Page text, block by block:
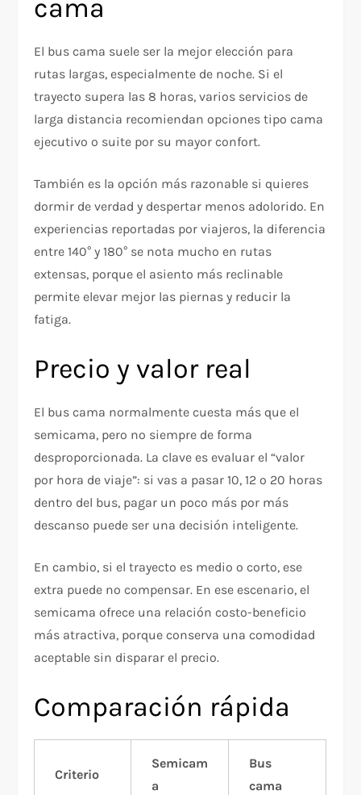
cama
El bus cama suele ser la mejor elección para
rutas largas, especialmente de noche. Si el
trayecto supera las 8 horas, varios servicios de
larga distancia recomiendan opciones tipo cama
ejecutivo o suite por su mayor confort.
También es la opción más razonable si quieres
dormir de verdad y despertar menos adolorido. En
experiencias reportadas por viajeros, la diferencia
entre 140° y 180° se nota mucho en rutas
extensas, porque el asiento más reclinable
permite elevar mejor las piernas y reducir la
fatiga.
Precio y valor real
El bus cama normalmente cuesta más que el
semicama, pero no siempre de forma
desproporcionada. La clave es evaluar el “valor
por hora de viaje”: si vas a pasar 10, 12 o 20 horas
dentro del bus, pagar un poco más por más
descanso puede ser una decisión inteligente.
En cambio, si el trayecto es medio o corto, ese
extra puede no compensar. En ese escenario, el
semicama ofrece una relación costo-beneficio
más atractiva, porque conserva una comodidad
aceptable sin disparar el precio.
Comparación rápida
Criterio
Semicam
a
Bus
cama